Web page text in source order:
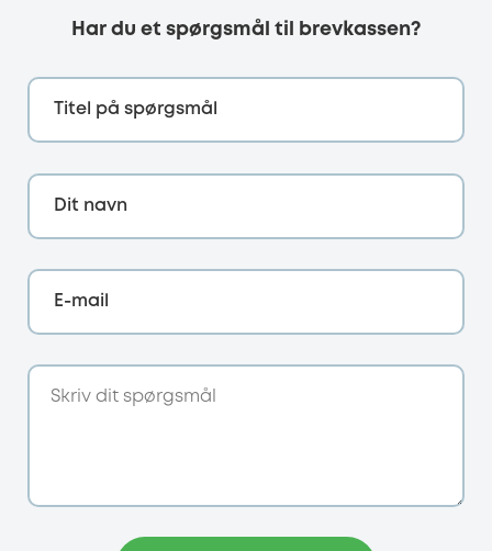
Har du et spørgsmål til brevkassen?
Titel på spørgsmål
Dit navn
E-mail